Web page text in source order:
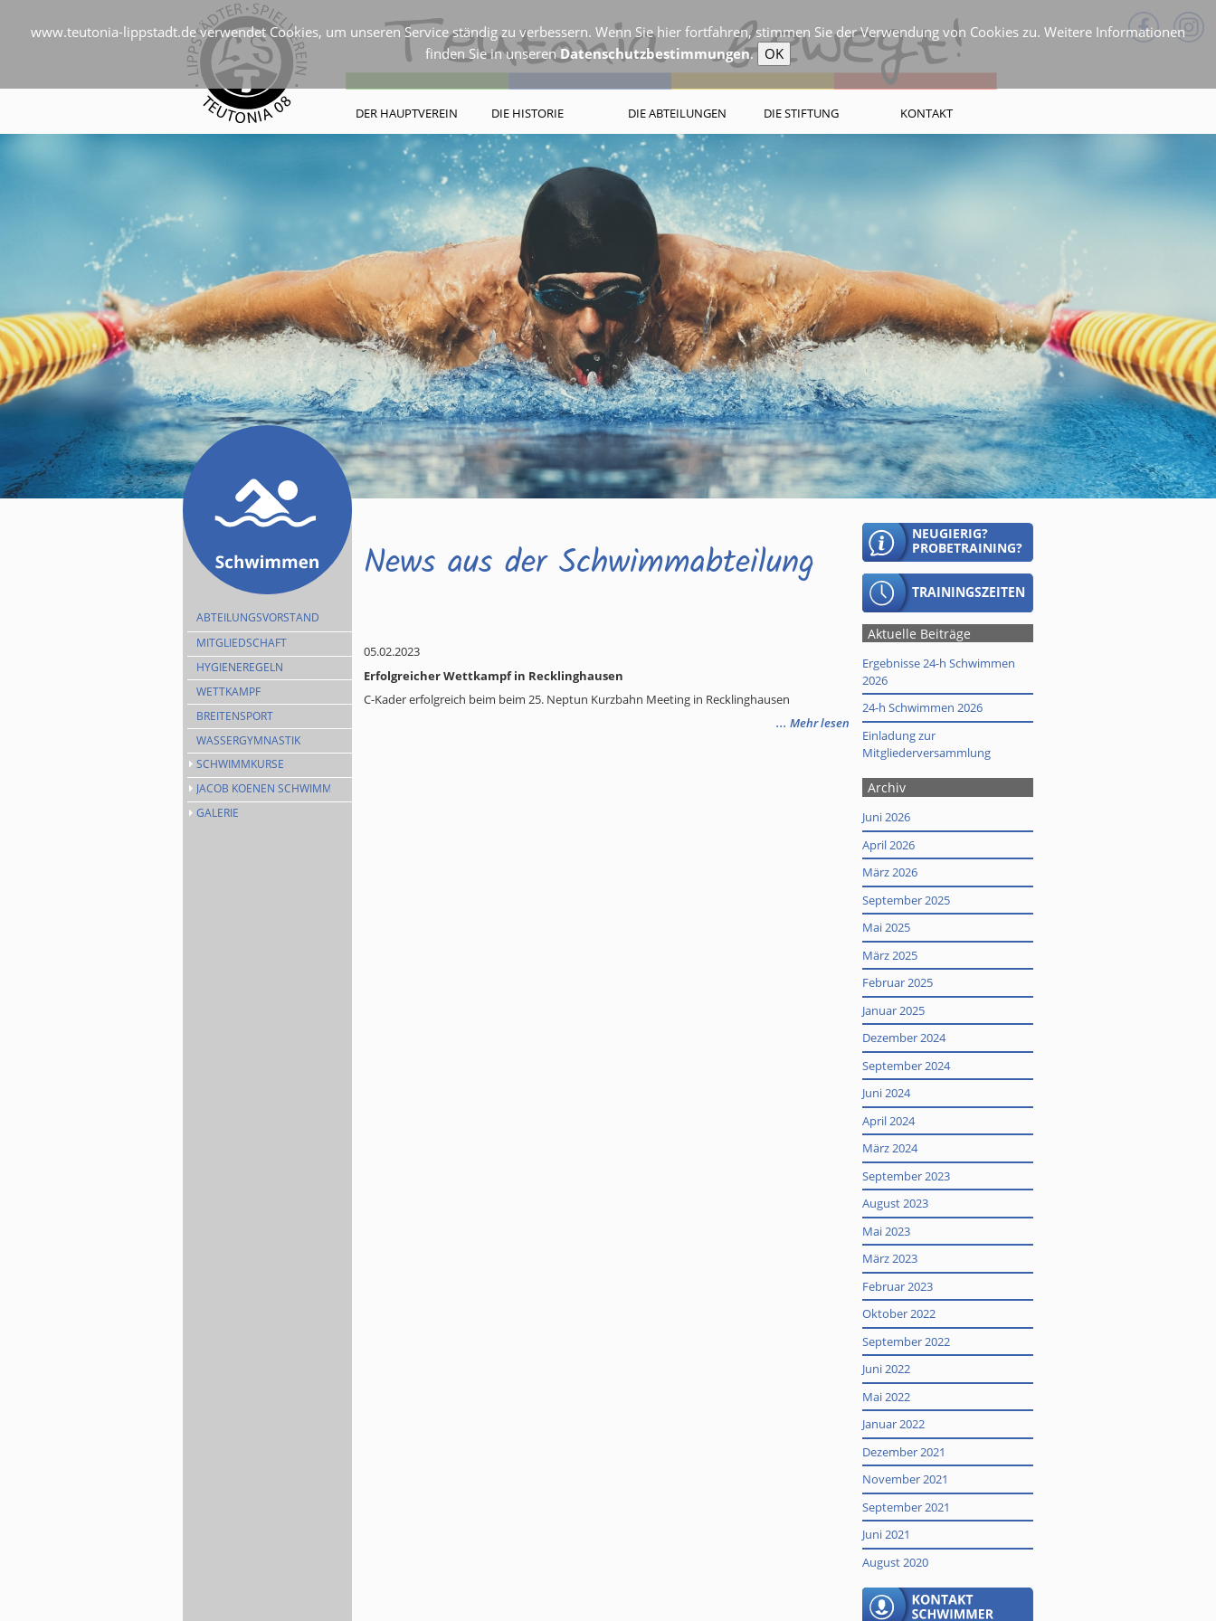
DER HAUPTVEREIN DIE HISTORIE DIE ABTEILUNGEN DIE STIFTUNG KONTAKT
ABTEILUNGSVORSTAND
MITGLIEDSCHAFT
HYGIENEREGELN
WETTKAMPF
BREITENSPORT
WASSERGYMNASTIK
SCHWIMMKURSE
JACOB KOENEN SCHWIMMEN
GALERIE
News aus der Schwimmabteilung
05.02.2023
Erfolgreicher Wettkampf in Recklinghausen
C-Kader erfolgreich beim beim 25. Neptun Kurzbahn Meeting in Recklinghausen
... Mehr lesen
Aktuelle Beiträge
Ergebnisse 24-h Schwimmen
2026
24-h Schwimmen 2026
Einladung zur
Mitgliederversammlung
Archiv
Juni 2026
April 2026
März 2026
September 2025
Mai 2025
März 2025
Februar 2025
Januar 2025
Dezember 2024
September 2024
Juni 2024
April 2024
März 2024
September 2023
August 2023
Mai 2023
März 2023
Februar 2023
Oktober 2022
September 2022
Juni 2022
Mai 2022
Januar 2022
Dezember 2021
November 2021
September 2021
Juni 2021
August 2020
www.teutonia-lippstadt.de verwendet Cookies, um unseren Service ständig zu verbessern. Wenn Sie hier fortfahren, stimmen Sie der Verwendung von Cookies zu. Weitere Informationen
finden Sie in unserenDatenschutzbestimmungen. OK